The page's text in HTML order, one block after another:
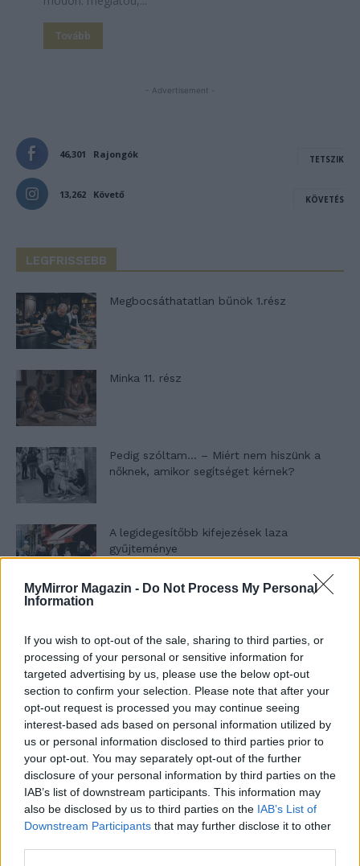
MyMirror Magazin - Do Not Process My Personal
Information
If you wish to opt-out of the sale, sharing to third parties, or
processing of your personal or sensitive information for
targeted advertising by us, please use the below opt-out
section to confirm your selection. Please note that after your
opt-out request is processed you may continue seeing
interest-based ads based on personal information utilized by
us or personal information disclosed to third parties prior to
your opt-out. You may separately opt-out of the further
disclosure of your personal information by third parties on the
IAB’s list of downstream participants. This information may
also be disclosed by us to third parties on the IAB’s List of
Downstream Participants that may further disclose it to other
Tovább
- Advertisement -
46,301 Rajongók TETSZIK
13,262 Követő KÖVETÉS
LEGFRISSEBB
Megbocsáthatatlan bűnök 1.rész
Minka 11. rész
Pedig szóltam… – Miért nem hiszünk a
nőknek, amikor segítséget kérnek?
A legidegesítőbb kifejezések laza
gyűjteménye
Woody Allen megosztó zsenialitása
A világ legismertebb ruhái